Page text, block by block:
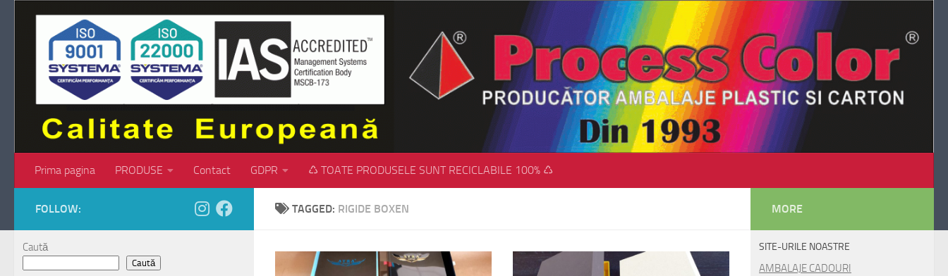
Skip to content
Prima pagina PRODUSE Contact GDPR ♺ TOATE PRODUSELE SUNT RECICLABILE 100% ♺
TAGGED: RIGIDE BOXEN
FOLLOW:
Caută
Caută
MORE
SITE-URILE NOASTRE
AMBALAJE CADOURI